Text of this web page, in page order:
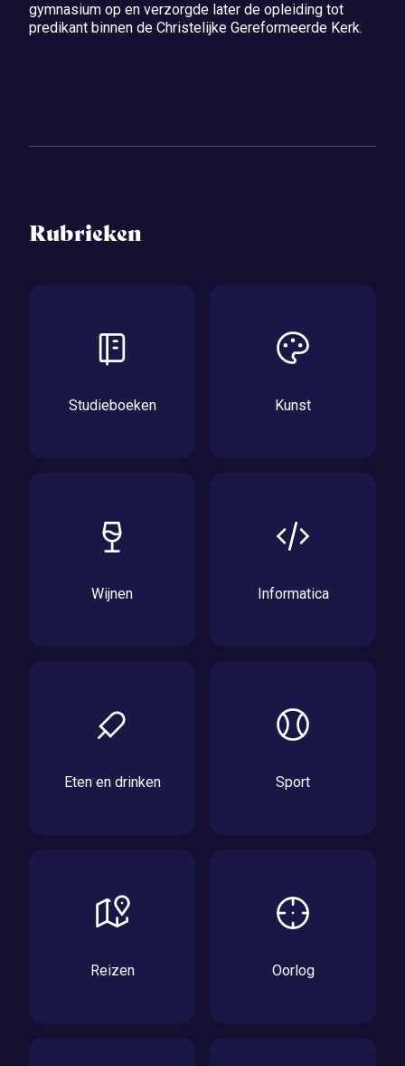
gymnasium op en verzorgde later de opleiding tot
predikant binnen de Christelijke Gereformeerde Kerk.
Rubrieken
Studieboeken Kunst
Wijnen Informatica
Eten en drinken Sport
Reizen Oorlog